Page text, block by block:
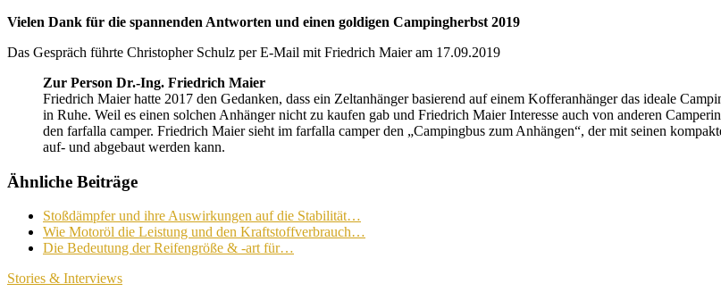
Vielen Dank für die spannenden Antworten und einen goldigen Campingherbst 2019
Das Gespräch führte Christopher Schulz per E-Mail mit Friedrich Maier am 17.09.2019
Zur Person Dr.-Ing. Friedrich Maier
Friedrich Maier hatte 2017 den Gedanken, dass ein Zeltanhänger basierend auf einem Kofferanhänger das ideale
in Ruhe. Weil es einen solchen Anhänger nicht zu kaufen gab und Friedrich Maier Interesse auch von anderen
den farfalla camper. Friedrich Maier sieht im farfalla camper den „Campingbus zum Anhängen“, der mit seinen
auf- und abgebaut werden kann.
Ähnliche Beiträge
Stoßdämpfer und ihre Auswirkungen auf die Stabilität…
Wie Motoröl die Leistung und den Kraftstoffverbrauch…
Die Bedeutung der Reifengröße & -art für…
Stories & Interviews